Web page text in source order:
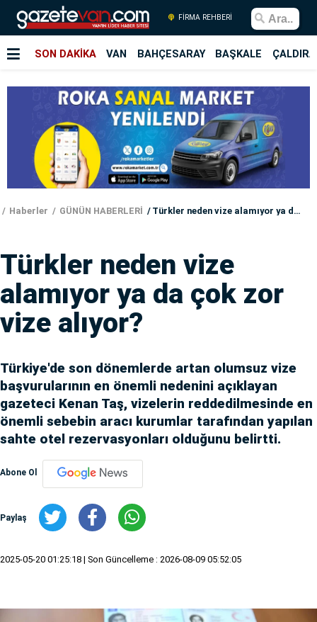
FİRMA REHBERİ
SON DAKİKA VAN BAHÇESARAY BAŞKALE
Haberler GÜNÜN HABERLERİ Türkler neden vize alamıyor ya da çok zor vize alıyor?
Türkler neden vize
alamıyor ya da çok zor
vize alıyor?
Türkiye'de son dönemlerde artan olumsuz vize
başvurularının en önemli nedenini açıklayan
gazeteci Kenan Taş, vizelerin reddedilmesinde en
önemli sebebin aracı kurumlar tarafından yapılan
sahte otel rezervasyonları olduğunu belirtti.
Abone Ol
Paylaş
2025-05-20 01:25:18 | Son Güncelleme : 2026-08-09 05:52:05